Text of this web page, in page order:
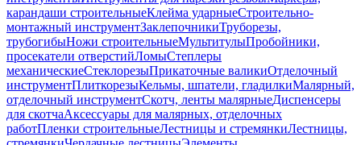
карандаши строительныеКлейма ударныеСтроительно-
монтажный инструментЗаклепочникиТруборезы,
трубогибыНожи строительныеМультитулыПробойники,
просекатели отверстийЛомыСтеплеры
механическиеСтеклорезыПрикаточные валикиОтделочный
инструментПлиткорезыКельмы, шпатели, гладилкиМалярный,
отделочный инструментСкотч, ленты малярныеДиспенсеры
для скотчаАксессуары для малярных, отделочных
работПленки строительныеЛестницы и стремянкиЛестницы,